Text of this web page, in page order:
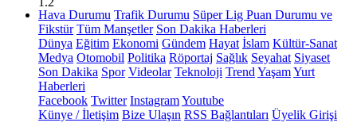
Hava Durumu Trafik Durumu Süper Lig Puan Durumu ve
Fikstür Tüm Manşetler Son Dakika Haberleri
Dünya Eğitim Ekonomi Gündem Hayat İslam Kültür-Sanat
Medya Otomobil Politika Röportaj Sağlık Seyahat Siyaset
Son Dakika Spor Videolar Teknoloji Trend YaşamYurt
Haberleri
Facebook Twitter InstagramYoutube
Künye / İletişim Bize Ulaşın RSS Bağlantıları Üyelik Girişi